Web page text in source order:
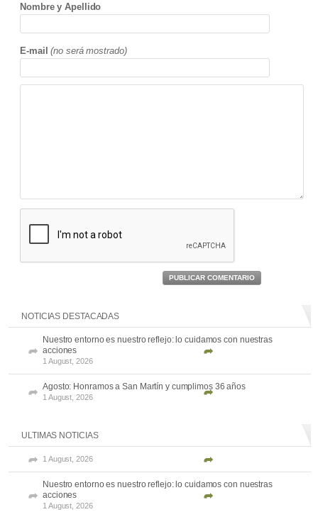
Nombre y Apellido
E-mail (no será mostrado)
PUBLICAR COMENTARIO
NOTICIAS DESTACADAS
Nuestro entorno es nuestro reflejo: lo cuidamos con nuestras
acciones
1 August, 2026
Agosto: Honramos a San Martín y cumplimos 36 años
1 August, 2026
ULTIMAS NOTICIAS
1 August, 2026
Nuestro entorno es nuestro reflejo: lo cuidamos con nuestras
acciones
1 August, 2026